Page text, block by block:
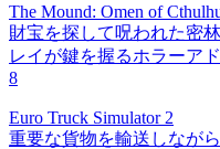
The Mound: Omen of
財宝を探して呪われた密
レイが鍵を握るホラーア
8
Euro Truck Simulator 2
重要な貨物を輸送しなが